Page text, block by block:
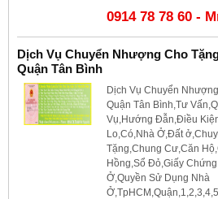
0914 78 78 60 -
Dịch Vụ Chuyển Nhượng Cho
Quận Tân Bình
Dịch Vụ Chuyển
Quận Tân Bình,Tư
Vụ,Hướng Đẫn,Điều
Lo,Có,Nhà Ở,Đất
Tặng,Chung Cư,Căn
Hồng,Sổ Đỏ,Giấy
Ở,Quyền Sử Dụng Nhà